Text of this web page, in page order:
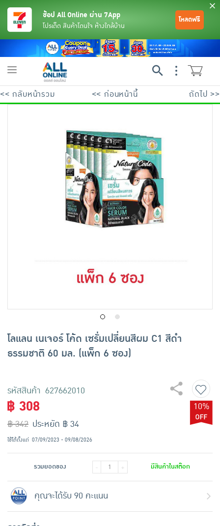
อาหารสด ผัก ผลไม้และเบเกอรี่
ช้อป All Online ผ่าน 7App
โปรเด็ด สินค้าโดนใจ ห้างใกล้บ้าน
โหลดฟรี
Toggle
<< กลับหน้ารวม << ก่อนหน้านี้ ถัดไป >>
โลแลน เนเจอร์ โค้ด เซรั่มเปลี่ยนสีผม C1 สีดํา
ธรรมชาติ 60 มล. (แพ็ก 6 ซอง)
รหัสสินค้า 627662010
฿ 308
฿ 342
10%
ประหยัด ฿ 34
ใช้ได้ตั้งแต่ 07/09/2023 - 09/08/2026
รวมยอดของ - + มีสินค้าในสต๊อก
คุณจะได้รับ 90 คะแนน